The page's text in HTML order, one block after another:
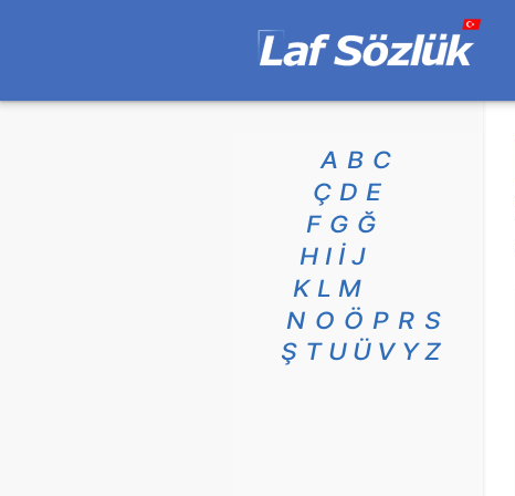
A B C
Ç D E
F G Ğ
H I İ J
K L M
N O Ö P R S
Ş T U Ü V Y Z